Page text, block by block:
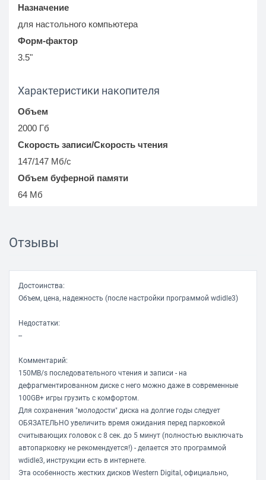
Назначение
для настольного компьютера
Форм-фактор
3.5"
Характеристики накопителя
Объем
2000 Гб
Скорость записи/Скорость чтения
147/147 Мб/с
Объем буферной памяти
64 Мб
Подключение
SATA 6Gbit/s
Механика/Надежность
Ударостойкость при работе
30 G
Ударостойкость при хранении
250 G
Уровень шума простоя
23 дБ
Отзывы
Достоинства:
Объем, цена, надежность (после настройки программой wdidle3)
Недостатки:
--
Комментарий:
150MB/s последовательного чтения и записи - на
дефрагментированном диске с него можно даже в современные
100GB+ игры грузить с комфортом.
Для сохранения "молодости" диска на долгие годы следует
ОБЯЗАТЕЛЬНО увеличить время ожидания перед парковкой
считывающих головок с 8 сек. до 5 минут (полностью выключать
автопарковку не рекомендуется!) - делается это программой
wdidle3, инструкции есть в интернете.
Эта особенность жестких дисков Western Digital, официально,